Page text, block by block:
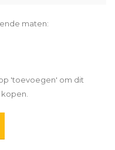
maten:
'toevoegen' om dit